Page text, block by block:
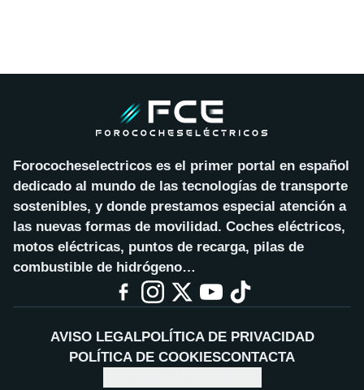
Forococheselectricos es el primer portal en español
dedicado al mundo de las tecnologías de transporte
sostenibles, y donde prestamos especial atención a
las nuevas formas de movilidad. Coches eléctricos,
motos eléctricas, puntos de recarga, pilas de
combustible de hidrógeno…
AVISO LEGALPOLÍTICA DE PRIVACIDAD
POLÍTICA DE COOKIESCONTACTA